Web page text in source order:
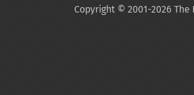
Copyright © 2001-2026